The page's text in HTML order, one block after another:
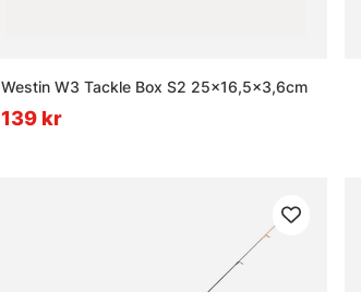
Westin W3 Tackle Box S2 25x16,5x3,6cm
139 kr